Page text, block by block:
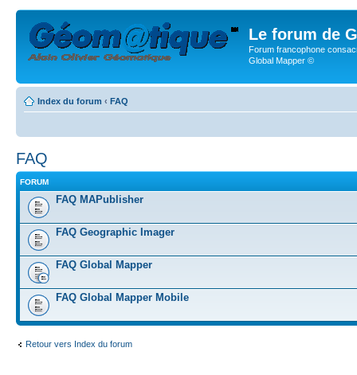
Le forum de
Forum francophone
Global Mapper ©
Index du forum ‹ FAQ
FAQ
FORUM
FAQ MAPublisher
FAQ Geographic Imager
FAQ Global Mapper
FAQ Global Mapper Mobile
Retour vers Index du forum